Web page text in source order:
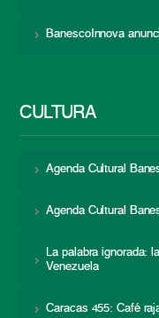
BanescoInnova
CULTURA
Agenda Cultural
Agenda Cultural
La palabra ignorada:
Venezuela
Caracas 455: Café